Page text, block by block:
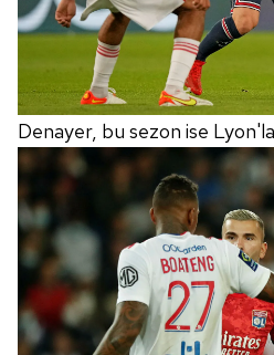
Denayer, bu sezon ise Lyon'la